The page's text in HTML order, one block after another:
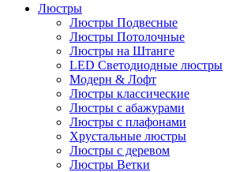
Люстры
Люстры Подвесные
Люстры Потолочные
Люстры на Штанге
LED Светодиодные люстры
Модерн & Лофт
Люстры классические
Люстры с абажурами
Люстры с плафонами
Хрустальные люстры
Люстры с деревом
Люстры Ветки